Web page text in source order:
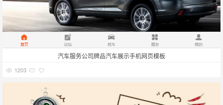
汽车服务公司牌品汽车展示手机网页模板
1203